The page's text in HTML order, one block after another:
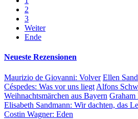
2
3
Weiter
Ende
Neueste Rezensionen
Maurizio de Giovanni: Volver Ellen
Céspedes: Was vor uns liegt Alfons
Weihnachtsmärchen aus Bayern Graham
Elisabeth Sandmann: Wir dachten, das
Costin Wagner: Eden